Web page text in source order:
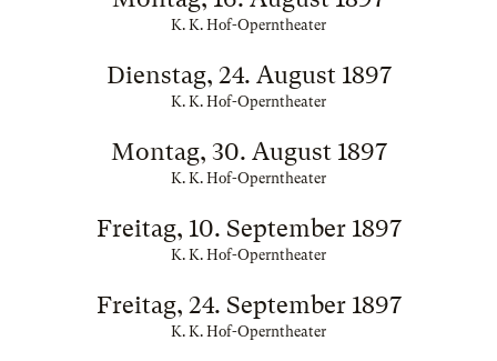
K. K. Hof-Operntheater
Dienstag, 24. August 1897
K. K. Hof-Operntheater
Montag, 30. August 1897
K. K. Hof-Operntheater
Freitag, 10. September 1897
K. K. Hof-Operntheater
Freitag, 24. September 1897
K. K. Hof-Operntheater